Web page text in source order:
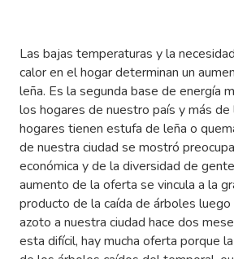
Las bajas temperaturas y la
calor en el hogar determinan un
leña. Es la segunda base de energía
los hogares de nuestro país y más
hogares tienen estufa de leña o
de nuestra ciudad se mostró
económica y de la diversidad de
aumento de la oferta se vincula a la
producto de la caída de árboles
azoto a nuestra ciudad hace dos
esta difícil, hay mucha oferta porque